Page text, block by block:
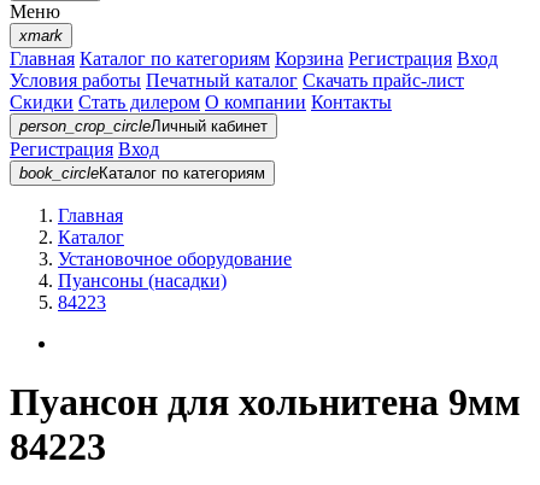
Меню
xmark
Главная Каталог по категориям Корзина Регистрация Вход
Условия работы Печатный каталог Скачать прайс-лист
Скидки Стать дилером О компании Контакты
person_crop_circleЛичный кабинет
Регистрация Вход
book_circleКаталог по категориям
Главная
Каталог
Установочное оборудование
Пуансоны (насадки)
84223
Пуансон для хольнитена 9мм
84223